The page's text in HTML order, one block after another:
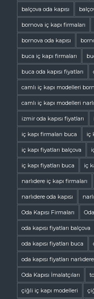
balçova oda kapısı
bornova iç kapı firmaları
bornova oda kapısı
buca iç kapı firmaları
buca oda kapısı fiyatları
camlı iç kapı modelleri
camlı iç kapı modelleri
izmir oda kapısı fiyatları
iç kapı firmaları buca iç
iç kapı fiyatları balçova
iç kapı fiyatları buca iç
narlıdere iç kapı firmaları
narlıdere oda kapısı
Oda Kapısı Firmaları
oda kapısı fiyatları balçova
oda kapısı fiyatları buca
oda kapısı fiyatları narlıdere
Oda Kapısı İmalatçıları
çiğli iç kapı modelleri